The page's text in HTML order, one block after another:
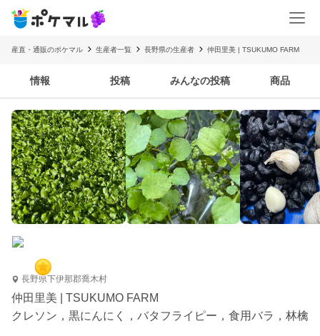
産直・通販のポケマル 生産者一覧 長野県の生産者 仲田里美 | TSUKUMO FARM
情報 投稿 みんなの投稿 商品
長野県下伊那郡喬木村
仲田里美 | TSUKUMO FARM
クレソン，黒にんにく，バタフライピー，食用バラ，林檎